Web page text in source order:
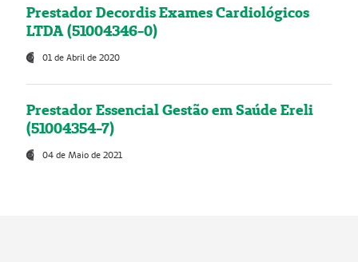
Prestador Decordis Exames Cardiológicos
LTDA (51004346-0)
01 de Abril de 2020
Prestador Essencial Gestão em Saúde Ereli
(51004354-7)
04 de Maio de 2021